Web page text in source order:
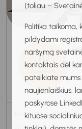
(toliau –
Politika taikoma,
pildydami
naršymą
kontaktais dėl
pateikiate mums
naujienlaiškius,
paskyrose
kituose
10
2026
Kviečiame į
galimybes